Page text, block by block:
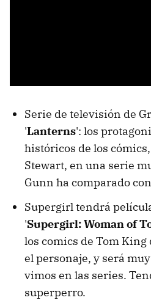
Serie de televisión de
'Lanterns': los
históricos de los
Stewart, en una serie
Gunn ha comparado
Supergirl tendrá
'Supergirl: Woman of
los comics de Tom
el personaje, y será
vimos en las series.
superperro.